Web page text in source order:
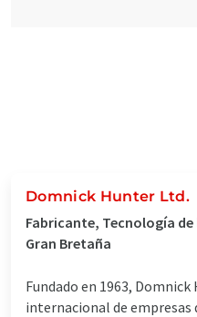
Domnick Hunter Ltd.
Fabricante, Tecnología
Gran Bretaña
Fundado en 1963,
internacional de empresas